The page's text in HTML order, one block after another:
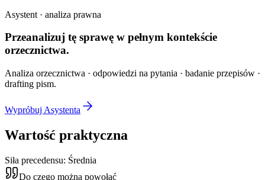
Asystent · analiza prawna
Przeanalizuj tę sprawę w pełnym kontekście
orzecznictwa.
Analiza orzecznictwa · odpowiedzi na pytania · badanie przepisów ·
drafting pism.
Wypróbuj Asystenta
Wartość praktyczna
Siła precedensu: Średnia
Do czego można powołać